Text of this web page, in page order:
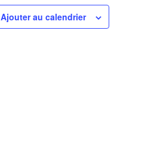
Ajouter au calendrier